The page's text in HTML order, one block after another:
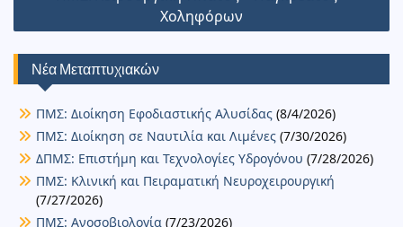
Χοληφόρων
Νέα Μεταπτυχιακών
ΠΜΣ: Διοίκηση Εφοδιαστικής Αλυσίδας (8/4/2026)
ΠΜΣ: Διοίκηση σε Ναυτιλία και Λιμένες (7/30/2026)
ΔΠΜΣ: Επιστήμη και Τεχνολογίες Υδρογόνου (7/28/2026)
ΠΜΣ: Κλινική και Πειραματική Νευροχειρουργική
(7/27/2026)
ΠΜΣ: Ανοσοβιολογία (7/23/2026)